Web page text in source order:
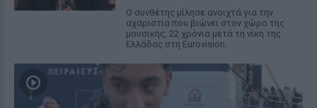
Ο συνθέτης μίλησε ανοιχτά για την
αχαριστία που βιώνει στον χώρο της
μουσικής, 22 χρόνια μετά τη νίκη της
Ελλάδας στη Eurovision.